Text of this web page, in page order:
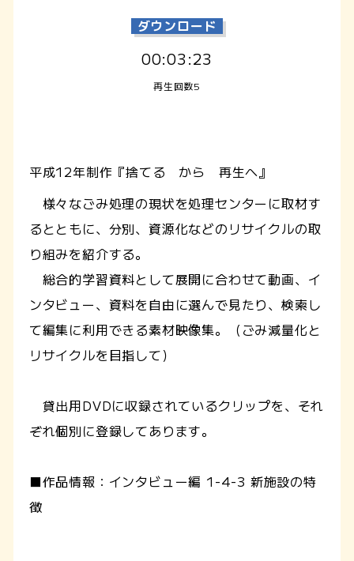
ダウンロード
00:03:23
再生回数5
平成12年制作『捨てる から 再生へ』
様々なごみ処理の現状を処理センターに取材す
るとともに、分別、資源化などのリサイクルの取
り組みを紹介する。
総合的学習資料として展開に合わせて動画、イ
ンタビュー、資料を自由に選んで見たり、検索し
て編集に利用できる素材映像集。（ごみ減量化と
リサイクルを目指して）
貸出用DVDに収録されているクリップを、それ
ぞれ個別に登録してあります。
■作品情報：インタビュー編 1-4-3 新施設の特
徴